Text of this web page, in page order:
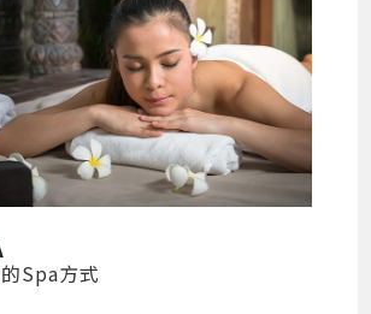
Spa方式